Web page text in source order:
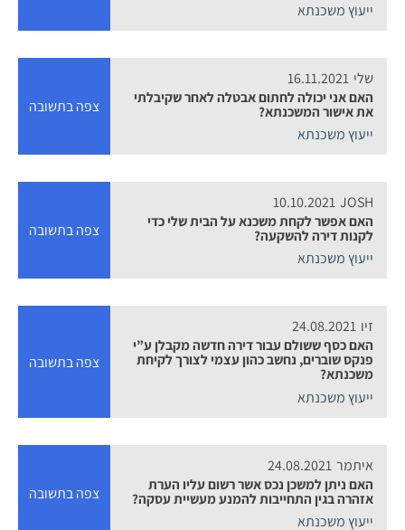
ייעוץ משכנתא
שלי 16.11.2021
האם אני יכולה לחתום אבטלה לאחר שקיבלתי
את אישור המשכנתא?
ייעוץ משכנתא
צפה בתשובה
JOSH
10.10.2021
האם אפשר לקחת משכנא על הבית שלי כדי
לקנות דירה להשקעה?
ייעוץ משכנתא
צפה בתשובה
זיו 24.08.2021
האם כסף ששולם עבור דירה חדשה מקבלן ע”י
פנקס שוברים, נחשב כהון עצמי לצורך לקיחת
משכנתא?
ייעוץ משכנתא
צפה בתשובה
איתמר 24.08.2021
האם ניתן למשכן נכס אשר רשום עליו הערת
אזהרה בגין התחייבות להמנע מעשיית עסקה?
ייעוץ משכנתא
צפה בתשובה